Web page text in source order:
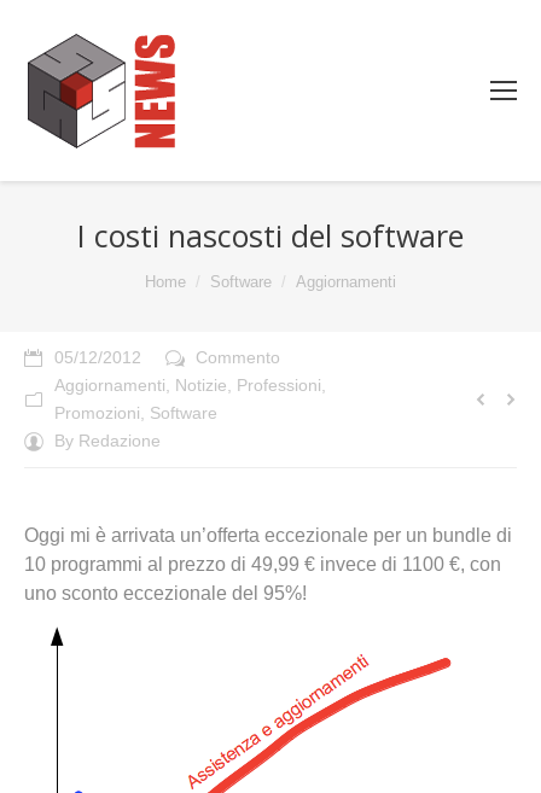
I costi nascosti del software
Home Software Aggiornamenti
05/12/2012
Commento
Aggiornamenti
Notizie Professioni
Promozioni
Software
By Redazione
Oggi mi è arrivata un’offerta eccezionale per un bundle di
10 programmi al prezzo di 49,99 € invece di 1100 €, con
uno sconto eccezionale del 95%!